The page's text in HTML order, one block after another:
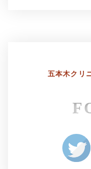
五本木クリ